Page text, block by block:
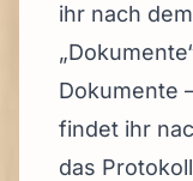
ihr nach
Dokumente
findet ihr
das